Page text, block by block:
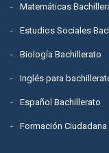
Matemáticas
Estudios Sociales
Biología Bachillerato
Inglés para
Español Bachillerato
Formación